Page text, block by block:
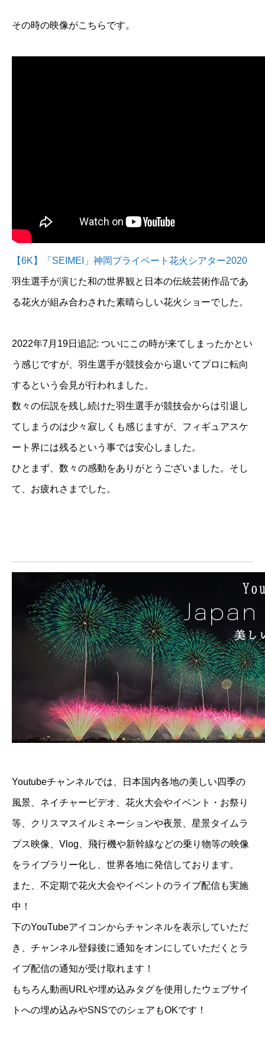
その時の映像がこちらです。
【6K】「SEIMEI」神岡プライベート花火シアター2020
羽生選手が演じた和の世界観と日本の伝統芸術作品であ
る花火が組み合わされた素晴らしい花火ショーでした。
2022年7月19日追記: ついにこの時が来てしまったかとい
う感じですが、羽生選手が競技会から退いてプロに転向
するという会見が行われました。
数々の伝説を残し続けた羽生選手が競技会からは引退し
てしまうのは少々寂しくも感じますが、フィギュアスケ
ート界には残るという事では安心しました。
ひとまず、数々の感動をありがとうございました。そし
て、お疲れさまでした。
Youtubeチャンネルでは、日本国内各地の美しい四季の
風景、ネイチャービデオ、花火大会やイベント・お祭り
等、クリスマスイルミネーションや夜景、星景タイムラ
プス映像、Vlog、飛行機や新幹線などの乗り物等の映像
をライブラリー化し、世界各地に発信しております。
また、不定期で花火大会やイベントのライブ配信も実施
中！
下のYouTubeアイコンからチャンネルを表示していただ
き、チャンネル登録後に通知をオンにしていただくとラ
イブ配信の通知が受け取れます！
もちろん動画URLや埋め込みタグを使用したウェブサイ
トへの埋め込みやSNSでのシェアもOKです！